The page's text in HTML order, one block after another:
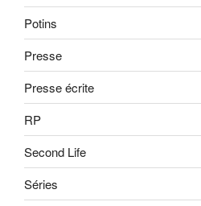
Potins
Presse
Presse écrite
RP
Second Life
Séries